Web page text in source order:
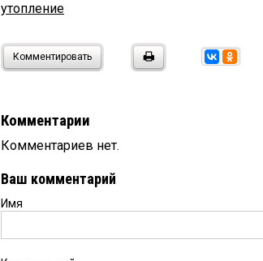
утопление
Комментировать
Комментарии
Комментариев нет.
Ваш комментарий
Имя